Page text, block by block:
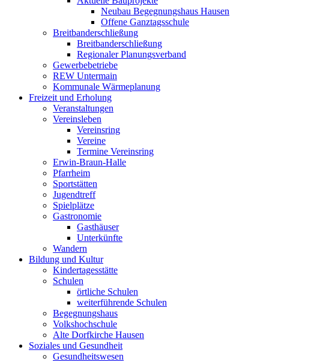
Neubau Begegnungshaus Hausen
Offene Ganztagsschule
Breitbanderschließung
Breitbanderschließung
Regionaler Planungsverband
Gewerbebetriebe
REW Untermain
Kommunale Wärmeplanung
Freizeit und Erholung
Veranstaltungen
Vereinsleben
Vereinsring
Vereine
Termine Vereinsring
Erwin-Braun-Halle
Pfarrheim
Sportstätten
Jugendtreff
Spielplätze
Gastronomie
Gasthäuser
Unterkünfte
Wandern
Bildung und Kultur
Kindertagesstätte
Schulen
örtliche Schulen
weiterführende Schulen
Begegnungshaus
Volkshochschule
Alte Dorfkirche Hausen
Soziales und Gesundheit
Gesundheitswesen